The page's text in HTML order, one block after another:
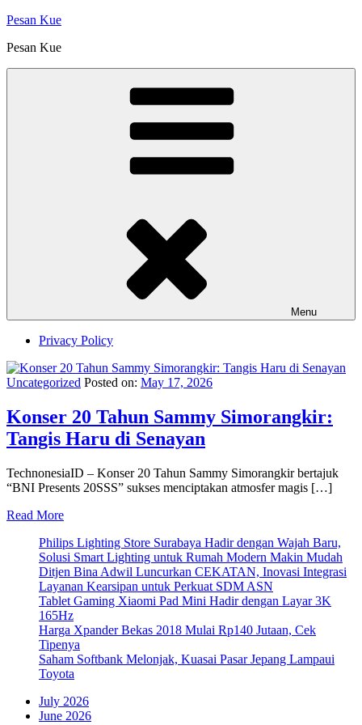
Skip
content
Pesan Kue
Pesan Kue
Menu
Privacy Policy
Uncategorized Posted on: May 17, 2026
Konser 20 Tahun Sammy Simorangkir:
Tangis Haru di Senayan
TechnonesiaID – Konser 20 Tahun Sammy Simorangkir bertajuk
“BNI Presents 20SSS” sukses menciptakan atmosfer magis […]
Read More
Philips Lighting Store Surabaya Hadir dengan Wajah Baru,
Solusi Smart Lighting untuk Rumah Modern Makin Mudah
Ditjen Bina Adwil Luncurkan CEKATAN, Inovasi Integrasi
Layanan Kearsipan untuk Perkuat SDM ASN
Tablet Gaming Xiaomi Pad Mini Hadir dengan Layar 3K
165Hz
Harga Xpander Bekas 2018 Mulai Rp140 Jutaan, Cek
Tipenya
Saham Softbank Melonjak, Kuasai Pasar Jepang Lampaui
Toyota
July 2026
June 2026